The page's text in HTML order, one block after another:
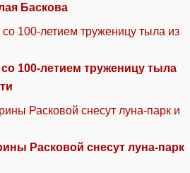
Баскова
100-летием труженицу тыла
Расковой снесут луна-парк